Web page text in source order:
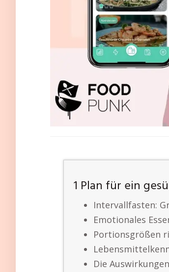
1 Plan für ein
Intervallfasten:
Emotionales
Portionsgrößen
Die